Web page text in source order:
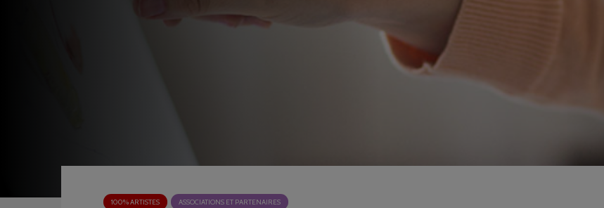
100% ARTISTES ASSOCIATIONS ET PARTENAIRES